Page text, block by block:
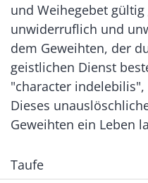
und Weihegebet
unwiderruflich und
dem Geweihten, der
geistlichen Dienst
"character
Dieses
Geweihten ein Leben
Taufe